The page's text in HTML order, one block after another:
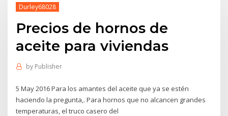
Durley68028
Precios de hornos de
aceite para viviendas
by Publisher
5 May 2016 Para los amantes del aceite que ya se estén
haciendo la pregunta,. Para hornos que no alcancen grandes
temperaturas, el truco casero del